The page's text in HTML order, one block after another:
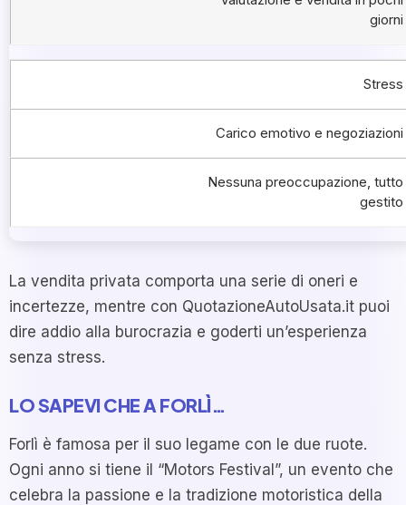
giorni
Stress
Carico emotivo e negoziazioni
Nessuna preoccupazione, tutto
gestito
La vendita privata comporta una serie di oneri e
incertezze, mentre con QuotazioneAutoUsata.it puoi
dire addio alla burocrazia e goderti un’esperienza
senza stress.
LO SAPEVI CHE A FORLÌ…
Forlì è famosa per il suo legame con le due ruote.
Ogni anno si tiene il “Motors Festival”, un evento che
celebra la passione e la tradizione motoristica della